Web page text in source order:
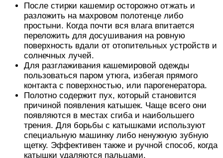
После стирки кашемир осторожно отжать и
разложить на махровом полотенце либо
простыни. Когда почти вся влага впитается
переложить для досушивания на ровную
поверхность вдали от отопительных устройств и
солнечных лучей.
Для разглаживания кашемировой одежды
пользоваться паром утюга, избегая прямого
контакта с поверхностью, или парогенератора.
Полотно содержит пух, который становится
причиной появления катышек. Чаще всего они
появляются в местах сгиба и наибольшего
трения. Для борьбы с катышками используют
специальную машинку либо ненужную зубную
щетку. Эффективен также и ручной способ, когда
катышки удаляются пальцами.